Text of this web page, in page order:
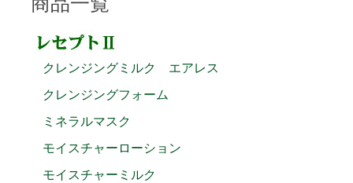
クレンジングミルク エアレス
クレンジングフォーム
ミネラルマスク
モイスチャーローション
モイスチャーミルク